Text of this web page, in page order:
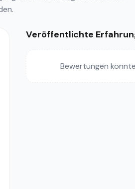
Veröffentlichte
Bewertungen